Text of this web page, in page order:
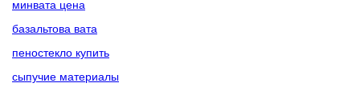
минвата цена
базальтова вата
пеностекло купить
сыпучие материалы